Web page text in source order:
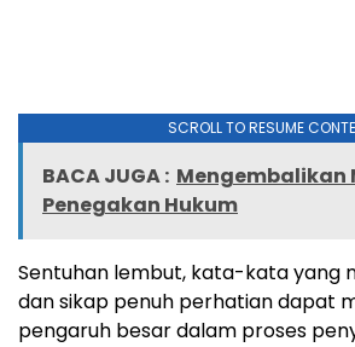
SCROLL TO RESUME
BACA JUGA : Mengembalikan
Penegakan Hukum
Sentuhan lembut, kata-kata yang
dan sikap penuh perhatian dapat
pengaruh besar dalam proses